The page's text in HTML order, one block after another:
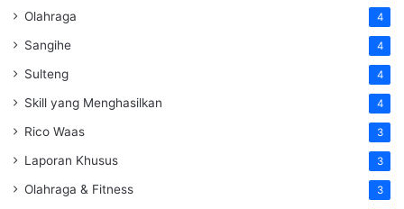
Olahraga 4
Sangihe 4
Sulteng 4
Skill yang Menghasilkan 4
Rico Waas 3
Laporan Khusus 3
Olahraga & Fitness 3